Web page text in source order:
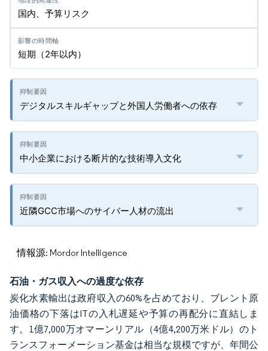
国内、予算リスク
短期（2年以内）
デジタルスキルギャップと外国人労働者への依存
中小企業における断片的な技術導入文化
近隣GCC市場へのサイバー人材の流出
情報源: Mordor Intelligence
石油・ガス収入への過度な依存
炭化水素輸出は政府収入の60%を占めており、ブレント原
油価格の下落はITの入札遅延や予算の再配分に直結しま
す。1億7,000万オマーンリアル（4億4,200万米ドル）のト
ランスフォーメーション基金は相当な規模ですが、年間公